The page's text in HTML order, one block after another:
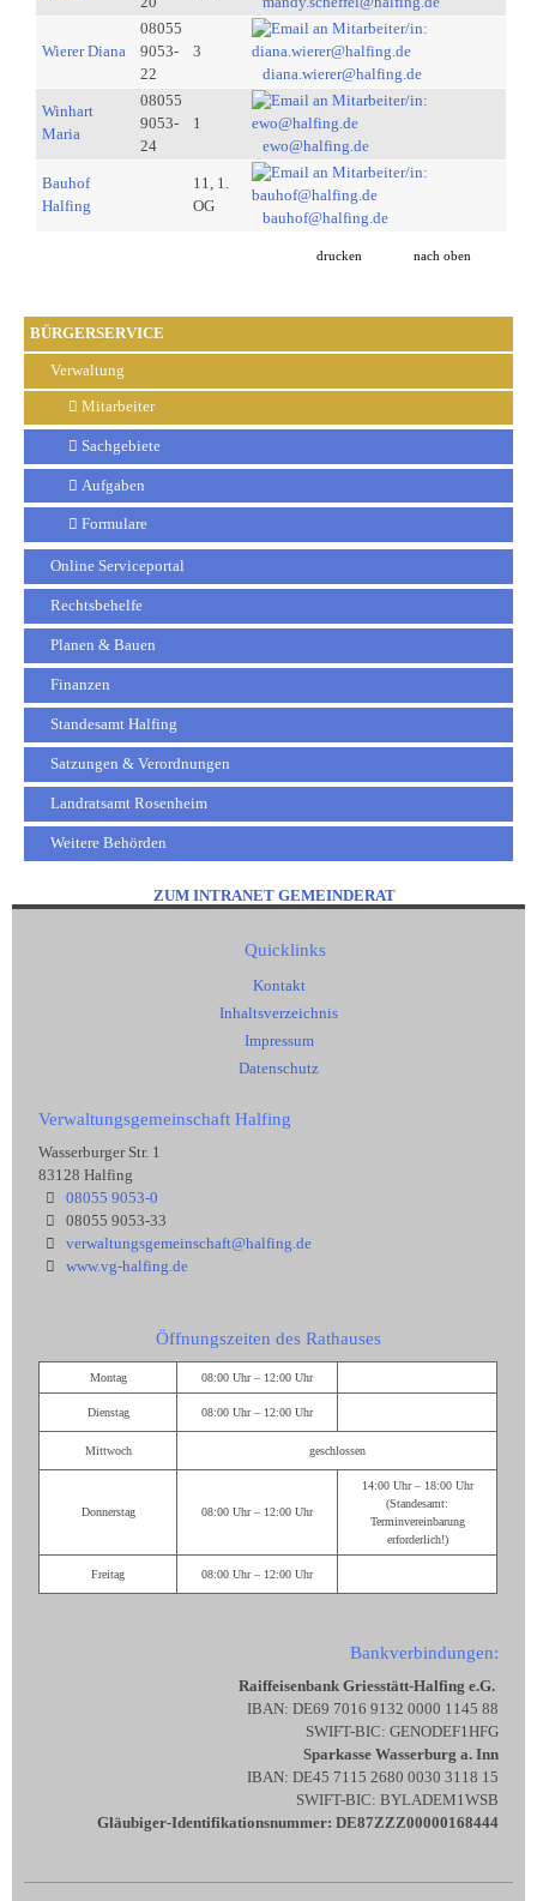
BÜRGERSERVICE
Verwaltung
Mitarbeiter
Sachgebiete
Aufgaben
Formulare
Online Serviceportal
Rechtsbehelfe
Planen & Bauen
Finanzen
Standesamt Halfing
Satzungen & Verordnungen
Landratsamt Rosenheim
Weitere Behörden
Wierer Diana
08055
9053-
22
3
diana.wierer@halfing.de
Winhart
Maria
08055
9053-
24
1
ewo@halfing.de
Bauhof
Halfing
11, 1.
OG
bauhof@halfing.de
drucken nach oben
ZUM INTRANET GEMEINDERAT
Quicklinks
Kontakt
Inhaltsverzeichnis
Impressum
Datenschutz
Verwaltungsgemeinschaft Halfing
Wasserburger Str. 1
83128 Halfing
08055 9053-0
08055 9053-33
verwaltungsgemeinschaft@halfing.de
www.vg-halfing.de
Öffnungszeiten des Rathauses
Montag 08:00 Uhr – 12:00 Uhr
Dienstag 08:00 Uhr – 12:00 Uhr
Mittwoch geschlossen
Donnerstag 08:00 Uhr – 12:00 Uhr
14:00 Uhr – 18:00 Uhr
(Standesamt:
Terminvereinbarung
erforderlich!)
Freitag 08:00 Uhr – 12:00 Uhr
Bankverbindungen:
Raiffeisenbank Griesstätt-Halfing e.G.
IBAN: DE69 7016 9132 0000 1145 88
SWIFT-BIC: GENODEF1HFG
Sparkasse Wasserburg a. Inn
IBAN: DE45 7115 2680 0030 3118 15
SWIFT-BIC: BYLADEM1WSB
Gläubiger-Identifikationsnummer: DE87ZZZ00000168444